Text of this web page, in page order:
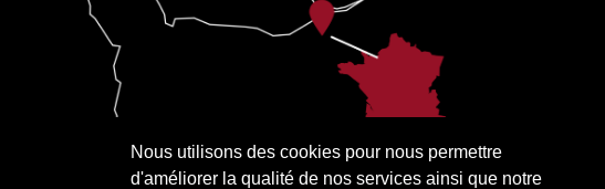
Nous utilisons des cookies pour nous permettre
d'améliorer la qualité de nos services ainsi que notre